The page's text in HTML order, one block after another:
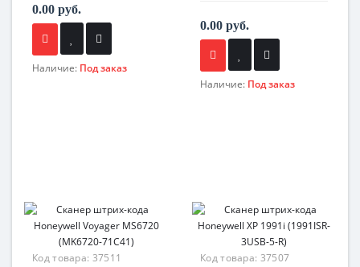
0.00 руб.
Наличие: Под заказ
0.00 руб.
Наличие: Под заказ
Код товара: 37511 Код товара: 37507